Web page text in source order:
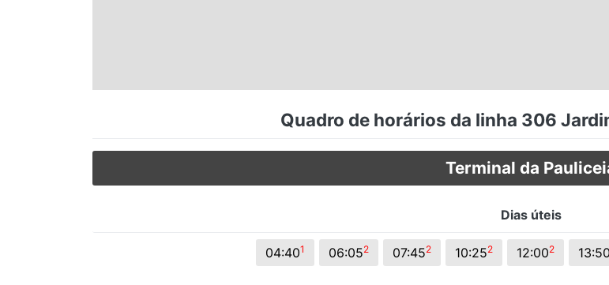
Quadro de horários da linha 306
Terminal da
Dias úteis
04:401 06:052 07:452 10:252 12:002 13:50